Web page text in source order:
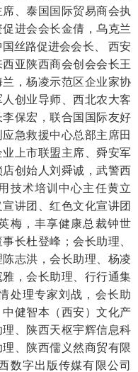
、泰国国际贸易商会执
进会会长金倩，乌克兰
丝路促进会会长、 西安
亚陕西商会创会会长王
，杨凌示范区企业家协
创业导师、西北农大客
保宏，联合国国际友好
急救援中心总部主席田
上市联盟主席、舜安军
创始人刘舜诚，武警西
技术培训中心主任黄立
讲团、红色文化宣讲团
梅，丰享健康总裁钟世
长杜登峰；会长助理、
志洪，会长助理、杨凌
，会长助理、行行通集
处理专家刘战，会长助
健智本（西安）文化产
、陕西天枢宇辉信息科
、陕西儒义然商贸有限
数字出版传媒有限公司